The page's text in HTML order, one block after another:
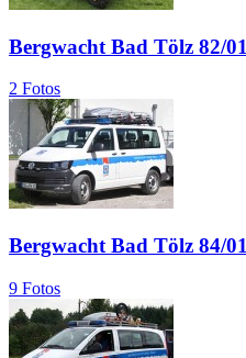
Bergwacht Bad Tölz 82/01
2 Fotos
Bergwacht Bad Tölz 84/01
9 Fotos